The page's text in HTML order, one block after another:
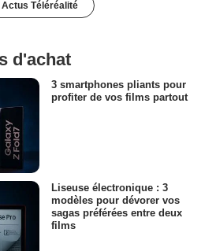
Actus Téléréalité
d'achat
3 smartphones pliants pour
profiter de vos films partout
Liseuse électronique : 3
modèles pour dévorer vos
sagas préférées entre deux
films